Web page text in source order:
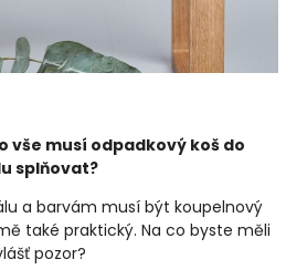
vše musí odpadkový koš do
splňovat?
a barvám musí být koupelnový
také praktický. Na co byste měli
pozor?